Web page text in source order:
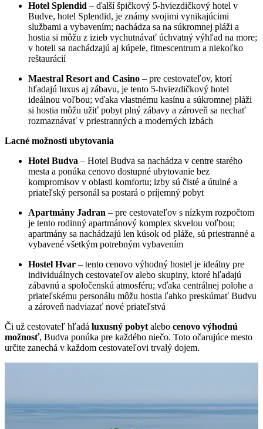
Hotel Splendid – ďalší špičkový 5-hviezdičkový hotel v
Budve, hotel Splendid, je známy svojimi vynikajúcimi
službami a vybavením; nachádza sa na súkromnej pláži a
hostia si môžu z izieb vychutnávať úchvatný výhľad na more;
v hoteli sa nachádzajú aj kúpele, fitnescentrum a niekoľko
reštaurácií
Maestral Resort and Casino – pre cestovateľov, ktorí
hľadajú luxus aj zábavu, je tento 5-hviezdičkový hotel
ideálnou voľbou; vďaka vlastnému kasínu a súkromnej pláži
si hostia môžu užiť pobyt plný zábavy a zároveň sa nechať
rozmaznávať v priestranných a moderných izbách
Lacné možnosti ubytovania
Hotel Budva – Hotel Budva sa nachádza v centre starého
mesta a ponúka cenovo dostupné ubytovanie bez
kompromisov v oblasti komfortu; izby sú čisté a útulné a
priateľský personál sa postará o príjemný pobyt
Apartmány Jadran – pre cestovateľov s nízkym rozpočtom
je tento rodinný apartmánový komplex skvelou voľbou;
apartmány sa nachádzajú len kúsok od pláže, sú priestranné a
vybavené všetkým potrebným vybavením
Hostel Hvar – tento cenovo výhodný hostel je ideálny pre
individuálnych cestovateľov alebo skupiny, ktoré hľadajú
zábavnú a spoločenskú atmosféru; vďaka centrálnej polohe a
priateľskému personálu môžu hostia ľahko preskúmať Budvu
a zároveň nadviazať nové priateľstvá
Či už cestovateľ hľadá luxusný pobyt alebo cenovo výhodnú
možnosť, Budva ponúka pre každého niečo. Toto očarujúce mesto
určite zanechá v každom cestovateľovi trvalý dojem.